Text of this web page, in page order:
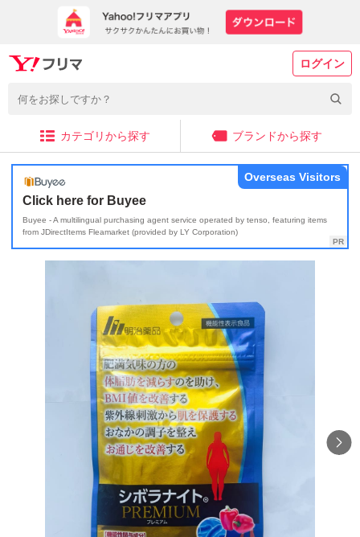
ログイン
カテゴリから探す ブランドから探す
Click here for Buyee
Buyee - A multilingual purchasing agent service operated by tenso, featuring items
from JDirectItems Fleamarket (provided by LY Corporation)
Overseas Visitors